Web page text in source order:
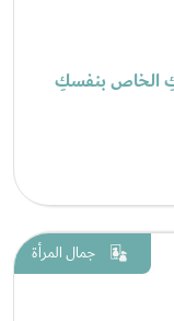
الخاص بنفسكِ
جمال المرأة